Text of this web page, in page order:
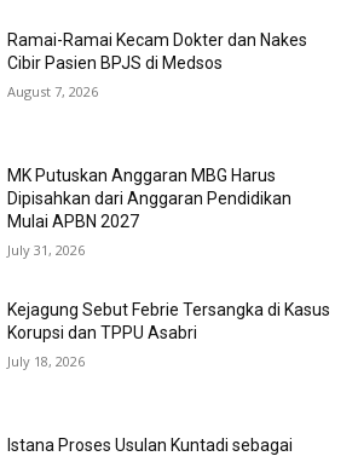
Ramai-Ramai Kecam Dokter dan Nakes
Cibir Pasien BPJS di Medsos
August 7, 2026
MK Putuskan Anggaran MBG Harus
Dipisahkan dari Anggaran Pendidikan
Mulai APBN 2027
July 31, 2026
Kejagung Sebut Febrie Tersangka di Kasus
Korupsi dan TPPU Asabri
July 18, 2026
Istana Proses Usulan Kuntadi sebagai